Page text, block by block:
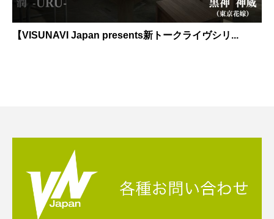
【VISUNAVI Japan presents新トークライヴシリ...